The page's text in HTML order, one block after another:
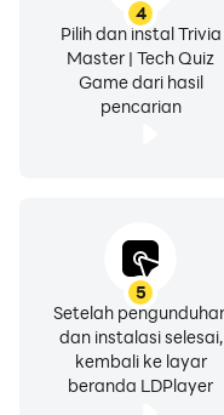
4
Pilih dan instal Trivia
Master | Tech Quiz
Game dari hasil
pencarian
5
Setelah
dan instalasi selesai,
kembali ke layar
beranda LDPlayer